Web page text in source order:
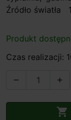
Źródło światła
Produkt
Czas realizacji:
 
